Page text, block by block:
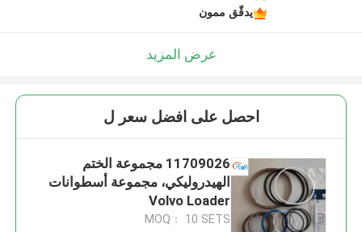
يدقّق ممون
عرض المزيد
احصل على افضل سعر ل
11709026 مجموعة الختم
الهيدروليكي، مجموعة أسطوانات
Volvo Loader
MOQ： 10 SETS